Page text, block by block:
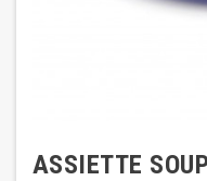
ASSIETTE